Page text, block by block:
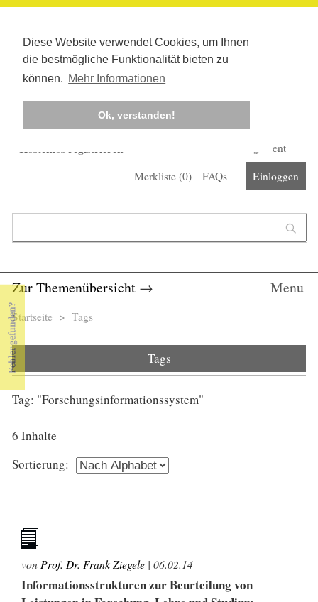
Diese Website verwendet Cookies, um Ihnen
die bestmögliche Funktionalität bieten zu
können. Mehr Informationen
Ok, verstanden!
Kostenlos registrieren
Corona-Management
Merkliste (0) FAQs Einloggen
Zur Themenübersicht → Menu
Sie sind hier
Startseite > Tags
Tags
Tag: "Forschungsinformationssystem"
6 Inhalte
Sortierung:
von Prof. Dr. Frank Ziegele | 06.02.14
Informationsstrukturen zur Beurteilung von